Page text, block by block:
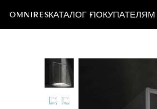
КАТАЛОГ ПОКУПАТЕЛЯМ